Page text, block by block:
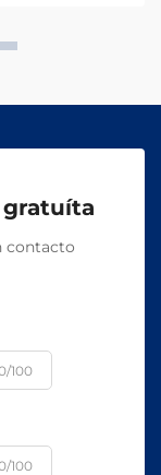
contacto
100
100